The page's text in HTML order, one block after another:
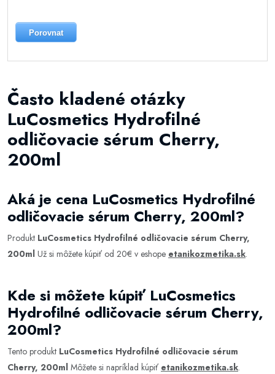
Porovnat
Často kladené otázky
LuCosmetics Hydrofilné
odličovacie sérum Cherry,
200ml
Aká je cena LuCosmetics Hydrofilné
odličovacie sérum Cherry, 200ml?
Produkt LuCosmetics Hydrofilné odličovacie sérum Cherry,
200ml Už si môžete kúpiť od 20€ v eshope etanikozmetika.sk.
Kde si môžete kúpiť LuCosmetics
Hydrofilné odličovacie sérum Cherry,
200ml?
Tento produkt LuCosmetics Hydrofilné odličovacie sérum
Cherry, 200ml Môžete si napríklad kúpiť etanikozmetika.sk.